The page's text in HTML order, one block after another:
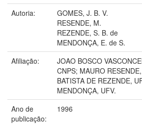
Autoria:
GOMES, J. B. V.
RESENDE, M.
REZENDE, S. B. de
MENDONÇA, E. de S.
Afiliação:
JOAO BOSCO
CNPS; MAURO
BATISTA DE REZENDE,
MENDONÇA, UFV.
Ano de
publicação:
1996